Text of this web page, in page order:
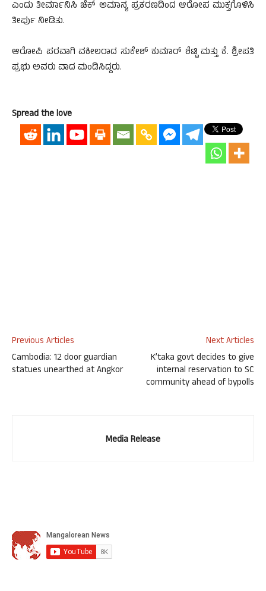
ಎಂದು ತೀರ್ಮಾನಿಸಿ ಚೆಕ್ ಅಮಾನ್ಯ ಪ್ರಕರಣದಿಂದ ಆರೋಪ ಮುಕ್ತಗೊಳಿಸಿ
ತೀರ್ಪು ನೀಡಿತು.
ಆರೋಪಿ ಪರವಾಗಿ ವಕೀಲರಾದ ಸುಕೇಶ್ ಕುಮಾರ್ ಶೆಟ್ಟಿ ಮತ್ತು ಕೆ. ಶ್ರೀಪತಿ
ಪ್ರಭು ಅವರು ವಾದ ಮಂಡಿಸಿದ್ದರು.
Spread the love
Previous Articles
Cambodia: 12 door guardian
statues unearthed at Angkor
Next Articles
K’taka govt decides to give
internal reservation to SC
community ahead of bypolls
Media Release